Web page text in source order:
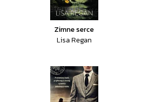
Zimne serce
Lisa Regan